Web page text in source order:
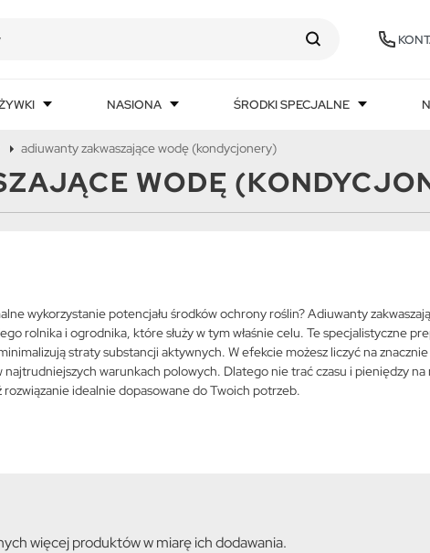
NASIONA ŚRODKI SPECJALNE
adiuwanty zakwaszające wodę (kondycjonery)
WODĘ
wykorzystanie potencjału środków ochrony roślin? Adiuwanty
rolnika i ogrodnika, które służy w tym właśnie celu. Te specjalistyczne
straty substancji aktywnych. W efekcie możesz liczyć na
warunkach polowych. Dlatego nie trać czasu i pieniędzy
idealnie dopasowane do Twoich potrzeb.
więcej produktów w miarę ich dodawania.